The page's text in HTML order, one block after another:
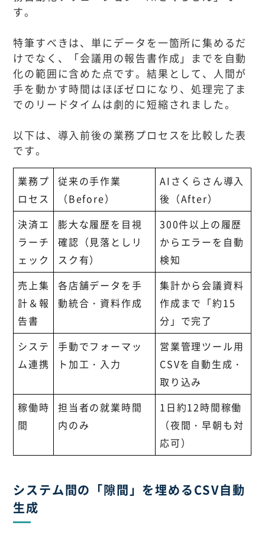
す。
特筆すべきは、単にデータを一箇所に集めるだ
けでなく、「会議用の報告書作成」までを自動
化の範囲に含めた点です。結果として、人間が
手を動かす時間はほぼゼロになり、処理完了ま
でのリードタイムは劇的に短縮されました。
以下は、導入前後の業務プロセスを比較した表
です。
業務プ
ロセス
従来の手作業
（Before）
AIさくらさん導入
後（After）
決済エ
ラーチ
ェック
膨大な履歴を目視
確認（見落としリ
スク有）
300件以上の履歴
からエラーを自動
検知
売上集
計＆報
告書
各店舗データを手
動統合・資料作成
集計から会議資料
作成まで「約15
分」で完了
システ
ム連携
手動でフォーマッ
ト加工・入力
営業管理ツール用
CSVを自動生成・
取り込み
稼働時
間
担当者の就業時間
内のみ
1日約12時間稼働
（夜間・早朝も対
応可）
システム間の「隙間」を埋めるCSV自動
生成